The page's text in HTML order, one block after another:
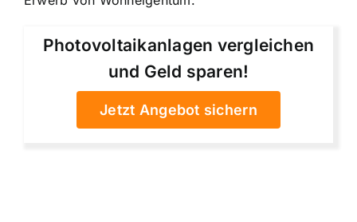
Photovoltaikanlagen vergleichen
und Geld sparen!
Jetzt Angebot sichern